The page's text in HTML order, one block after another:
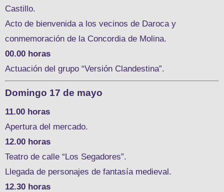
Castillo.
Acto de bienvenida a los vecinos de Daroca y
conmemoración de la Concordia de Molina.
00.00 horas
Actuación del grupo “Versión Clandestina”.
Domingo 17 de mayo
11.00 horas
Apertura del mercado.
12.00 horas
Teatro de calle “Los Segadores”.
Llegada de personajes de fantasía medieval.
12.30 horas